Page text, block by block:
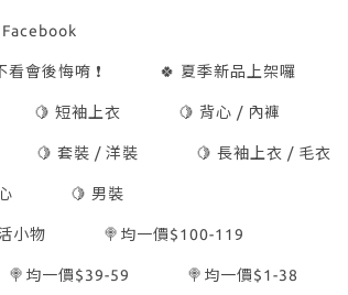
Facebook
看會後悔唷 ❗ 🍀 夏季新品上架囉
🍋 短袖上衣 🍋 背心 / 內褲
🍋 套裝 / 洋裝 🍋 長袖上衣 / 毛衣
🍋 男裝
小物 🍭均一價$100-119
🍭均一價$39-59 🍭均一價$1-38